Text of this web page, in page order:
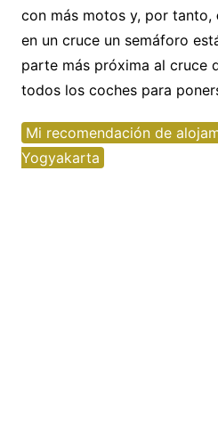
con más motos y, por tanto,
en un cruce un semáforo
parte más próxima al cruce
todos los coches para
Mi recomendación de
Yogyakarta